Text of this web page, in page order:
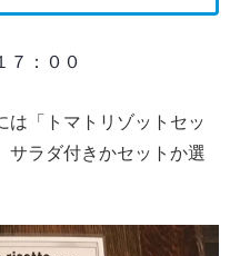
：００
は「トマトリゾットセッ
サラダ付きかセットか選